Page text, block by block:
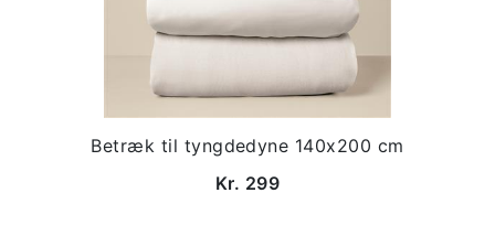
Betræk til tyngdedyne 140x200 cm
Kr. 299